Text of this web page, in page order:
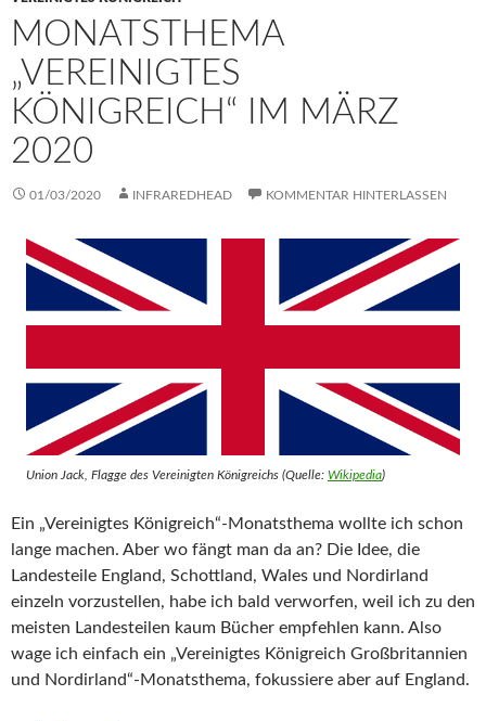
MONATSTHEMA
„VEREINIGTES
KÖNIGREICH“ IM MÄRZ
2020
01/03/2020 INFRAREDHEAD KOMMENTAR HINTERLASSEN
Union Jack, Flagge des Vereinigten Königreichs (Quelle: Wikipedia)
Ein „Vereinigtes Königreich“-Monatsthema wollte ich schon
lange machen. Aber wo fängt man da an? Die Idee, die
Landesteile England, Schottland, Wales und Nordirland
einzeln vorzustellen, habe ich bald verworfen, weil ich zu den
meisten Landesteilen kaum Bücher empfehlen kann. Also
wage ich einfach ein „Vereinigtes Königreich Großbritannien
und Nordirland“-Monatsthema, fokussiere aber auf England.